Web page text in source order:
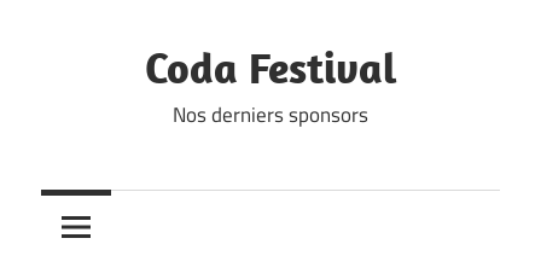
Coda Festival
Nos derniers sponsors